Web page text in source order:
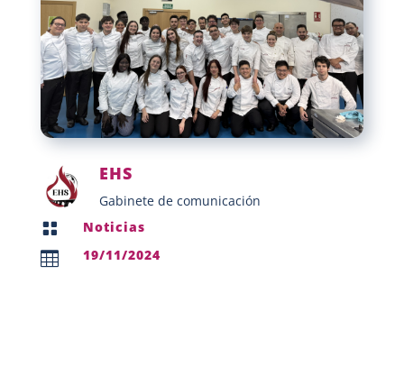
EHS
Gabinete de comunicación
 Noticias
 19/11/2024